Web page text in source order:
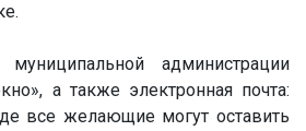
администрации
а также электронная почта:
все желающие могут оставить